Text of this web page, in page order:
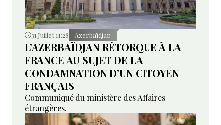
31 Juillet 11:28 Azerbaïdjan
L’AZERBAÏDJAN RÉTORQUE À LA
FRANCE AU SUJET DE LA
CONDAMNATION D’UN CITOYEN
FRANÇAIS
Communiqué du ministère des Affaires
étrangères.